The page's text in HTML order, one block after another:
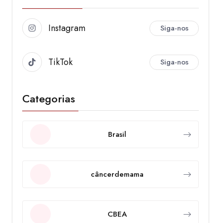
Instagram Siga-nos
TikTok Siga-nos
Categorias
Brasil
câncerdemama
CBEA